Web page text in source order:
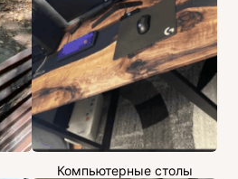
Компьютерные столы